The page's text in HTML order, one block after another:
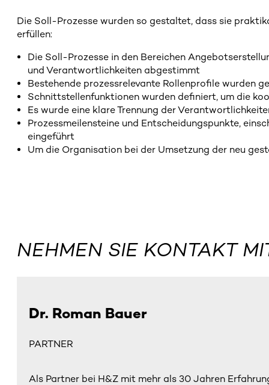
Die Soll-Prozesse wurden so gestaltet, dass sie
erfüllen:
Die Soll-Prozesse in den Bereichen
und Verantwortlichkeiten abgestimmt
Bestehende prozessrelevante Rollenprofile wurden
Schnittstellenfunktionen wurden definiert, um die
Es wurde eine klare Trennung der
Prozessmeilensteine und Entscheidungspunkte,
eingeführt
Um die Organisation bei der Umsetzung der neu
NEHMEN SIE KONTAKT
Dr. Roman Bauer
PARTNER
Als Partner bei H&Z mit mehr als 30 Jahren